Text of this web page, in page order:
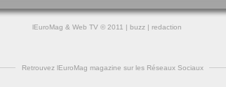
lEuroMag & Web TV© 2011 | buzz| redaction
Retrouvez lEuroMag magazine sur les Réseaux Sociaux